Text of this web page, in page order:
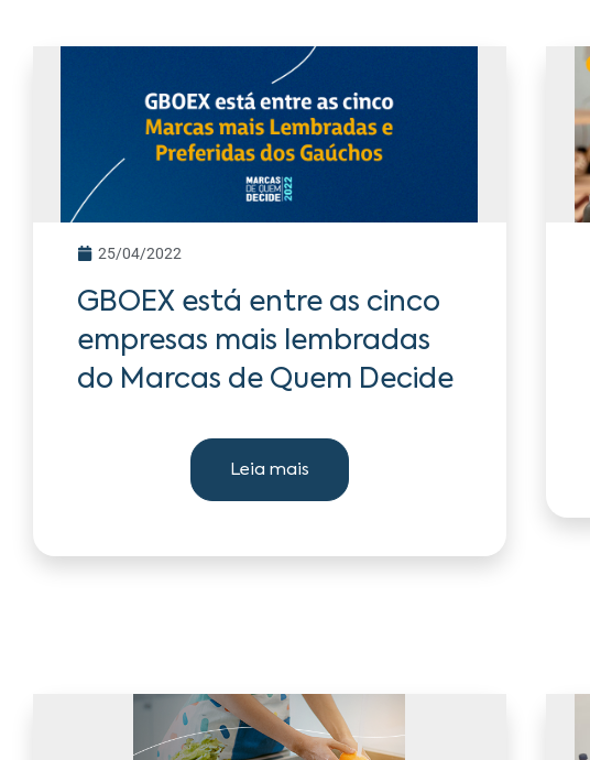
25/04/2022
GBOEX está entre as cinco
empresas mais lembradas
do Marcas de Quem Decide
Leia mais